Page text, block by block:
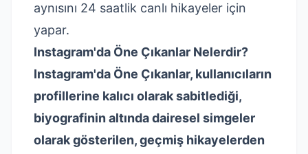
aynısını 24 saatlik canlı hikayeler için
yapar.
Instagram'da Öne Çıkanlar Nelerdir?
Instagram'da Öne Çıkanlar, kullanıcıların
profillerine kalıcı olarak sabitlediği,
biyografinin altında dairesel simgeler
olarak gösterilen, geçmiş hikayelerden